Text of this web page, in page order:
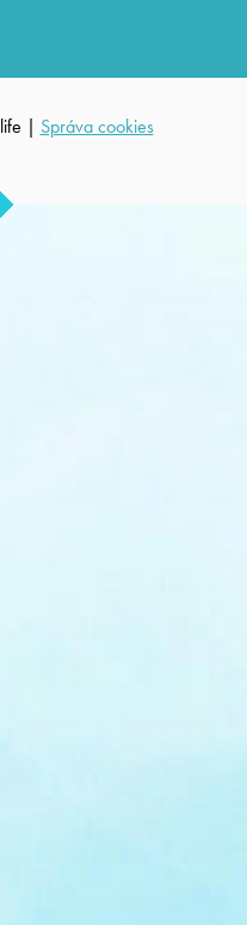
| Správa cookies